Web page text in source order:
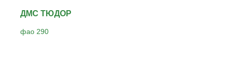
ДМС ТЮДОР
фао 290